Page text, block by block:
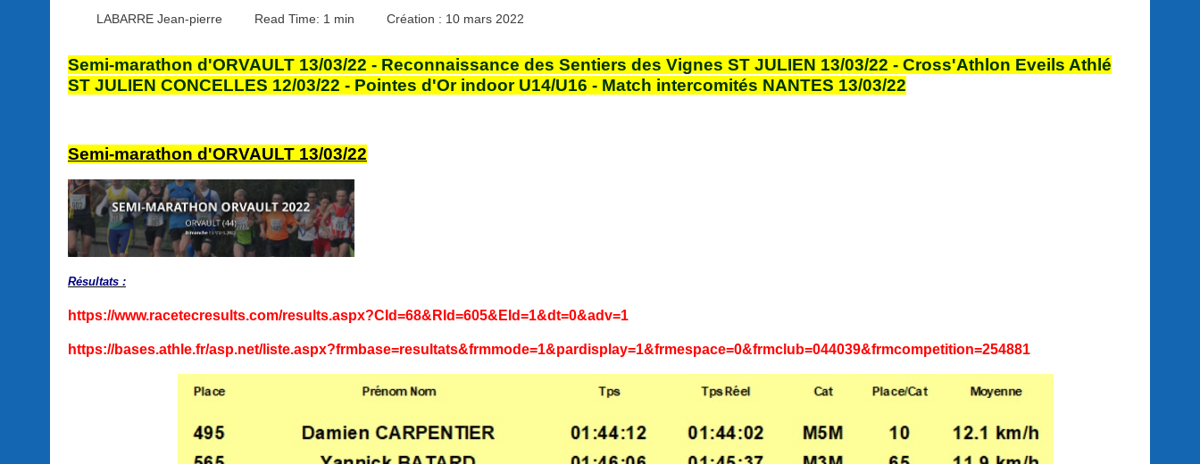
LABARRE Jean-pierre Read Time: 1 min Création : 10 mars 2022
Semi-marathon d'ORVAULT 13/03/22 - Reconnaissance des Sentiers des Vignes ST JULIEN 13/03/22 - Cross'Athlon Eveils Athlé
ST JULIEN CONCELLES 12/03/22 - Pointes d'Or indoor U14/U16 - Match intercomités NANTES 13/03/22
Semi-marathon d'ORVAULT 13/03/22
Résultats :
https://www.racetecresults.com/results.aspx?CId=68&RId=605&EId=1&dt=0&adv=1
https://bases.athle.fr/asp.net/liste.aspx?frmbase=resultats&frmmode=1&pardisplay=1&frmespace=0&frmclub=044039&frmcompetition=254881